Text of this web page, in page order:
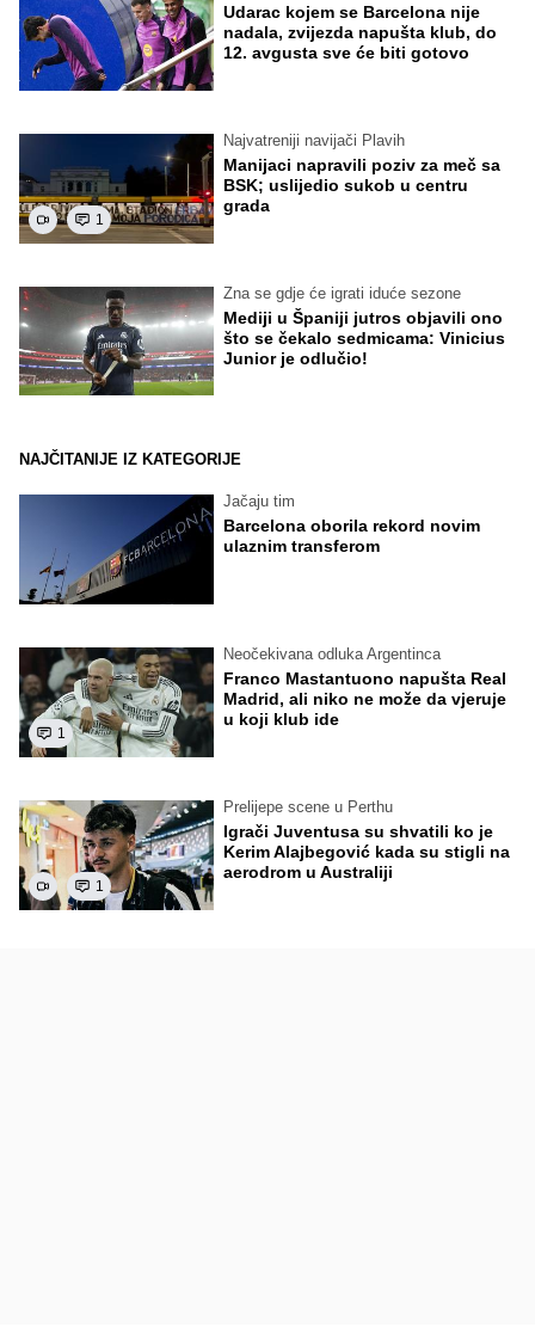
Udarac kojem se Barcelona nije
nadala, zvijezda napušta klub, do
12. avgusta sve će biti gotovo
1
Najvatreniji navijači Plavih
Manijaci napravili poziv za meč sa
BSK; uslijedio sukob u centru
grada
Zna se gdje će igrati iduće sezone
Mediji u Španiji jutros objavili ono
što se čekalo sedmicama: Vinicius
Junior je odlučio!
NAJČITANIJE IZ KATEGORIJE
Jačaju tim
Barcelona oborila rekord novim
ulaznim transferom
1
Neočekivana odluka Argentinca
Franco Mastantuono napušta Real
Madrid, ali niko ne može da vjeruje
u koji klub ide
1
Prelijepe scene u Perthu
Igrači Juventusa su shvatili ko je
Kerim Alajbegović kada su stigli na
aerodrom u Australiji